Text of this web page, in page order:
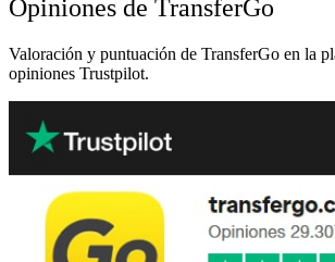
Opiniones de TransferGo
Valoración y puntuación de TransferGo en la
opiniones Trustpilot.